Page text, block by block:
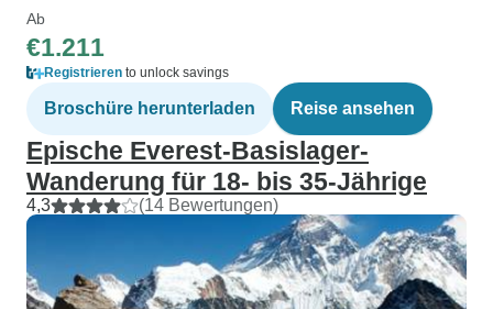
Ab
€1.211
Registrieren to unlock savings
Broschüre herunterladen Reise ansehen
Epische Everest-Basislager-
Wanderung für 18- bis 35-Jährige
4,3 (14 Bewertungen)